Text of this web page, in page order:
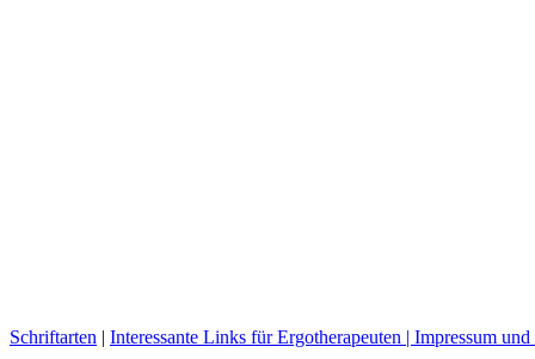
Schriftarten | Interessante Links für Ergotherapeuten | Impressum